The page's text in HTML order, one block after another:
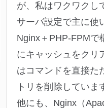
が、私はワクワクし
サーバ設定で主に使
Nginx＋PHP-FPMで
にキャッシュをクリ
はコマンドを直接た
トリを削除していま
他にも、Nginx（